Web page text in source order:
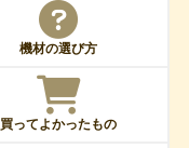
機材の選び方
買ってよかったもの